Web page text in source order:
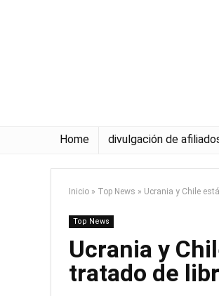
Home divulgación de
Inicio » Top News » Ucrania y Chile
Top News
Ucrania y
tratado de